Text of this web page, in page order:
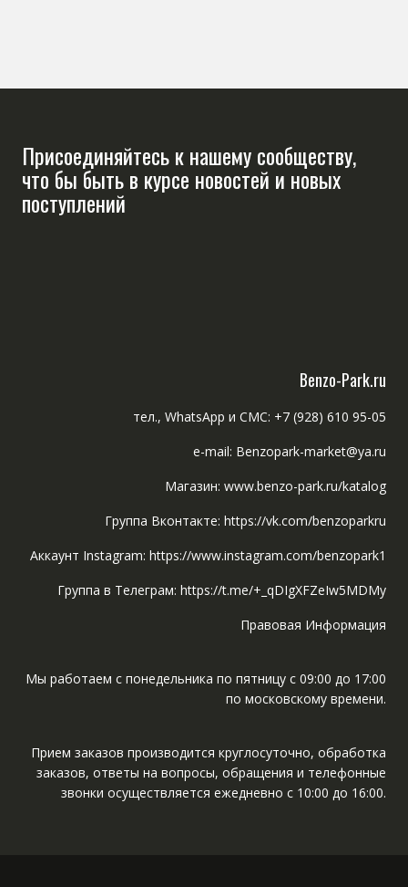
Присоединяйтесь к нашему сообществу,
что бы быть в курсе новостей и новых
поступлений
Benzo-Park.ru
тел., WhatsApp и СМС: +7 (928) 610 95-05
e-mail: Benzopark-market@ya.ru
Магазин: www.benzo-park.ru/katalog
Группа Вконтакте: https://vk.com/benzoparkru
Аккаунт Instagram: https://www.instagram.com/benzopark1
Группа в Телеграм: https://t.me/+_qDIgXFZeIw5MDMy
Правовая Информация
Мы работаем с понедельника по пятницу с 09:00 до 17:00
по московскому времени.
Прием заказов производится круглосуточно, обработка
заказов, ответы на вопросы, обращения и телефонные
звонки осуществляется ежедневно с 10:00 до 16:00.